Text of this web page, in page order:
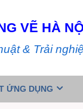
VẼ HÀ
& Trải
ỨNG DỤNG